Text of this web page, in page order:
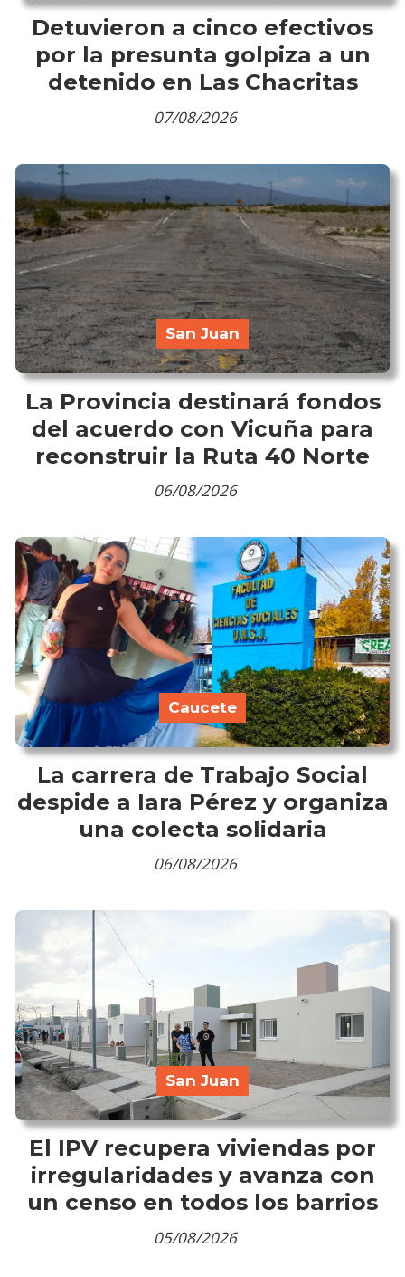
Detuvieron a cinco efectivos
por la presunta golpiza a un
detenido en Las Chacritas
07/08/2026
La Provincia destinará fondos
del acuerdo con Vicuña para
reconstruir la Ruta 40 Norte
San Juan
06/08/2026
La carrera de Trabajo Social
despide a Iara Pérez y organiza
una colecta solidaria
Caucete
06/08/2026
El IPV recupera viviendas por
irregularidades y avanza con
un censo en todos los barrios
San Juan
05/08/2026